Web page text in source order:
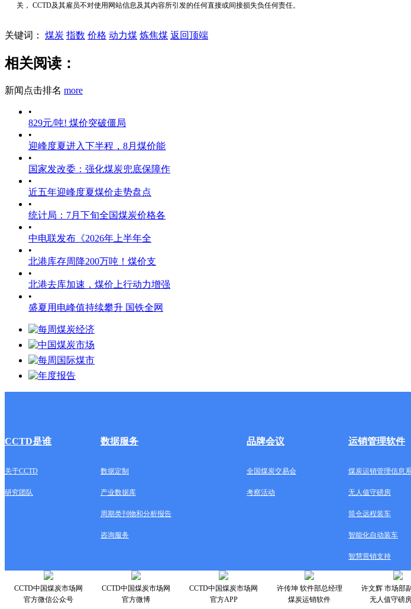
关， CCTD及其雇员不对使用网站信息及其内容所引发的任何直接或间接损失负任何责任。
关键词： 煤炭 指数 价格 动力煤 炼焦煤 返回顶端
相关阅读：
新闻点击排名 more
•
829元/吨! 煤价突破僵局
•
迎峰度夏进入下半程，8月煤价能
•
国家发改委：强化煤炭兜底保障作
•
近五年迎峰度夏煤价走势盘点
•
统计局：7月下旬全国煤炭价格各
•
中电联发布《2026年上半年全
•
北港库存周降200万吨！煤价支
•
北港去库加速，煤价上行动力增强
•
盛夏用电峰值持续攀升 国铁全网
CCTD是谁 数据服务 品牌会议 运销管理软件
关于CCTD 数据定制 全国煤炭交易会 煤炭运销管理信息
研究团队 产业数据库 考察活动 无人值守磅房
周期类刊物和分析报告 筒仓远程装车
咨询服务 智能化自动装车
智慧营销支持
CCTD中国煤炭市场网
官方微信公众号
CCTD中国煤炭市场网
官方微博
CCTD中国煤炭市场网
官方APP
许传坤 软件部总经理
煤炭运销软件
许文辉 市场部
无人值守磅